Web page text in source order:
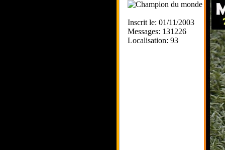
Inscrit le: 01/11/2003
Messages: 131226
Localisation: 93